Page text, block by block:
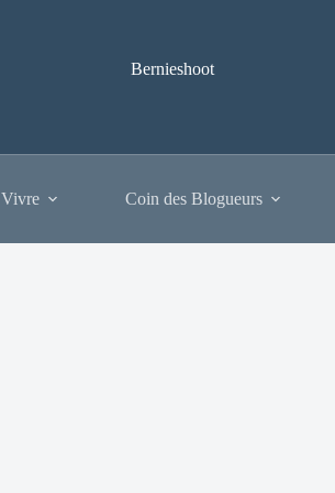
Bernieshoot
Coin des Blogueurs